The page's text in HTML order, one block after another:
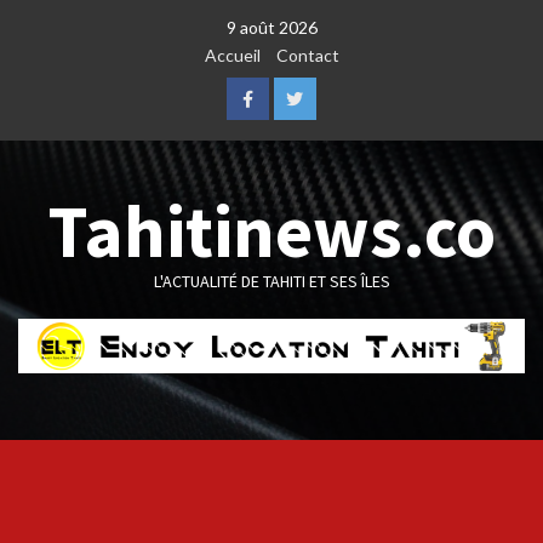
9 août 2026
Accueil
Contact
FacebookTwitter
Tahitinews.co
L'ACTUALITÉ DE TAHITI ET SES ÎLES